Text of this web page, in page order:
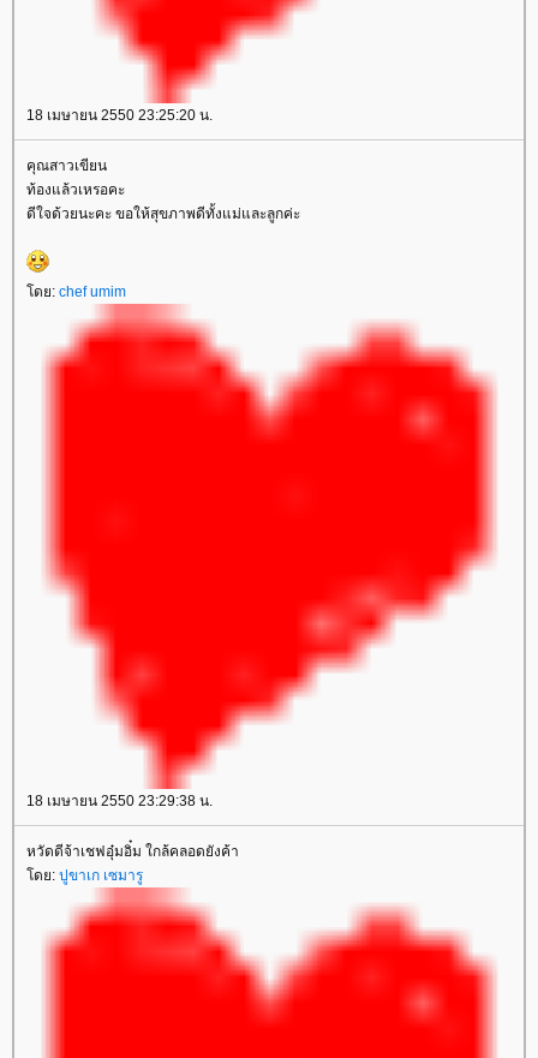
18 เมษายน 2550 23:25:20 น.
คุณสาวเขียน
ท้องแล้วเหรอคะ
ดีใจด้วยนะคะ ขอให้สุขภาพดีทั้งแม่และลูกค่ะ
ดย: chef umim
18 เมษายน 2550 23:29:38 น.
หวัดดีจ้าเชฟอุ๋มอิ๋ม ใกล้คลอดยังค้า
ดย: ปูขาเก เซมารู